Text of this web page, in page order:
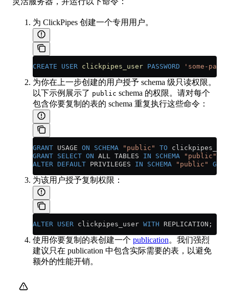
为 ClickPipes 创建一个专用用户。
CREATE USER clickpipes_user PASSWORD 'some-
为你在上一步创建的用户授予 schema 级只读权限。
以下示例展示了 public schema 的权限。请对每个
包含你要复制的表的 schema 重复执行这些命令：
GRANT USAGE ON SCHEMA "public" TO
GRANT SELECT ON ALL TABLES IN SCHEMA "public"
ALTER DEFAULT PRIVILEGES IN SCHEMA "public"
为该用户授予复制权限：
ALTER USER clickpipes_user WITH REPLICATION;
使用你要复制的表创建一个 publication。我们强烈
建议只在 publication 中包含实际需要的表，以避免
额外的性能开销。